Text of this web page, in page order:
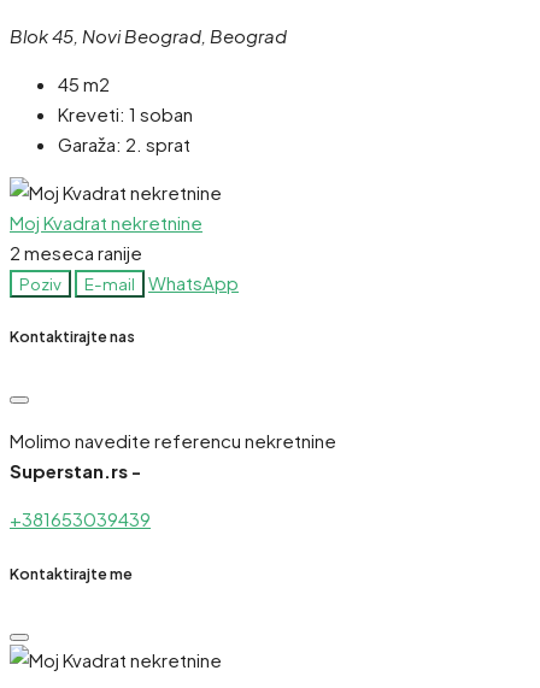
Blok 45, Novi Beograd, Beograd
45 m2
Kreveti: 1 soban
Garaža: 2. sprat
Moj Kvadrat nekretnine
2 meseca ranije
Poziv E-mail WhatsApp
Kontaktirajte nas
Molimo navedite referencu nekretnine
Superstan.rs -
+381653039439
Kontaktirajte me